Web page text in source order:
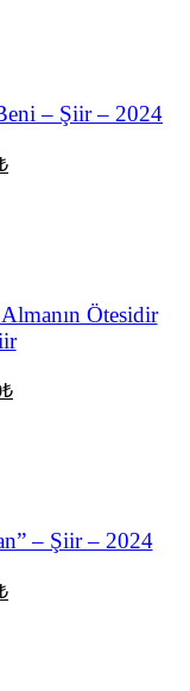
– Şiir – 2024
Şu
Ötesidir
₺Şu
– Şiir – 2024
Şu